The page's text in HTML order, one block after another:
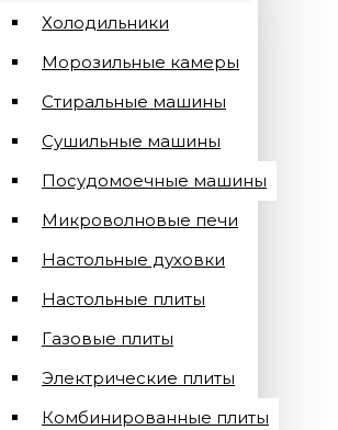
Холодильники
Морозильные камеры
Стиральные машины
Сушильные машины
Посудомоечные машины
Микроволновые печи
Настольные духовки
Настольные плиты
Газовые плиты
Электрические плиты
Комбинированные плиты